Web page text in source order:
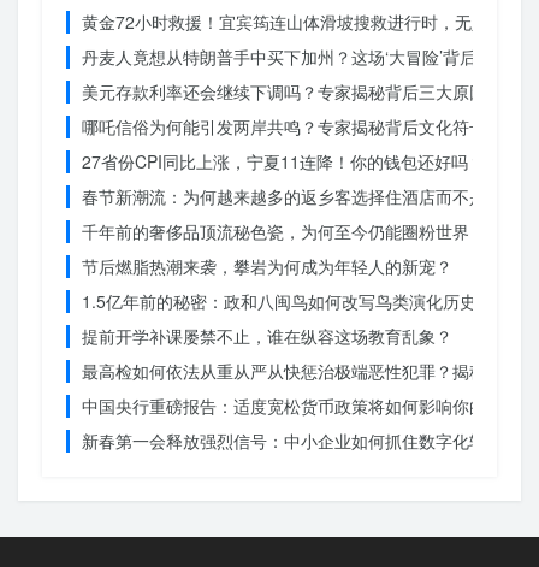
黄金72小时救援！宜宾筠连山体滑坡搜救进行时，无人机遥
丹麦人竟想从特朗普手中买下加州？这场‘大冒险’背后藏着什
美元存款利率还会继续下调吗？专家揭秘背后三大原因
哪吒信俗为何能引发两岸共鸣？专家揭秘背后文化符号的力量
27省份CPI同比上涨，宁夏11连降！你的钱包还好吗？
春节新潮流：为何越来越多的返乡客选择住酒店而不是家里？
千年前的奢侈品顶流秘色瓷，为何至今仍能圈粉世界？揭秘
节后燃脂热潮来袭，攀岩为何成为年轻人的新宠？
1.5亿年前的秘密：政和八闽鸟如何改写鸟类演化历史？
提前开学补课屡禁不止，谁在纵容这场教育乱象？
最高检如何依法从重从严从快惩治极端恶性犯罪？揭秘重大
中国央行重磅报告：适度宽松货币政策将如何影响你的消费？
新春第一会释放强烈信号：中小企业如何抓住数字化转型的